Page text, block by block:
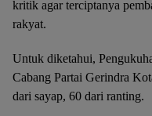
kritik agar terciptanya
rakyat.
Untuk diketahui,
Cabang Partai Gerindra
dari sayap, 60 dari ranting.